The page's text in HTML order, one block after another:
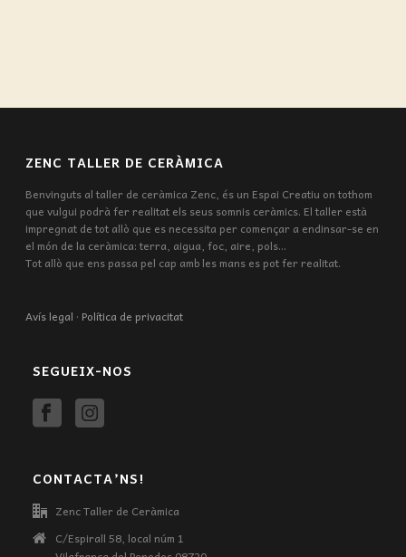
ZENC TALLER DE CERÀMICA
Benvinguts al taller de ceràmica Zenc, és un Espai Creatiu on tothom
que vulgui podrà fer realitat els seus somnis ceràmics. El taller està
impregnat de tot allò que es necessita per començar a endinsar-se en
el món de la ceràmica: terra, aigua, foc, aire, pols...
Tot allò que ens passa pel cap amb les mans es pot fer realitat.
Avís legal · Política de privacitat
SEGUEIX-NOS
CONTACTA’NS!
Zenc Taller de Ceràmica
C/Espirall 58, local núm 1